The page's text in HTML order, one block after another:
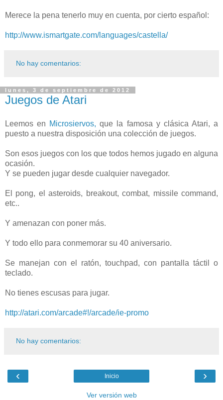
Merece la pena tenerlo muy en cuenta, por cierto español:
http://www.ismartgate.com/languages/castella/
No hay comentarios:
lunes, 3 de septiembre de 2012
Juegos de Atari
Leemos en Microsiervos,que la famosa y clásica Atari, a
puesto a nuestra disposición una colección de juegos.
Son esos juegos con los que todos hemos jugado en alguna
ocasión.
Y se pueden jugar desde cualquier navegador.
El pong, el asteroids, breakout, combat, missile command,
etc..
Y amenazan con poner más.
Y todo ello para conmemorar su 40 aniversario.
Se manejan con el ratón, touchpad, con pantalla táctil o
teclado.
No tienes escusas para jugar.
http://atari.com/arcade#!/arcade/ie-promo
No hay comentarios:
‹ ›
Inicio
Ver versión web